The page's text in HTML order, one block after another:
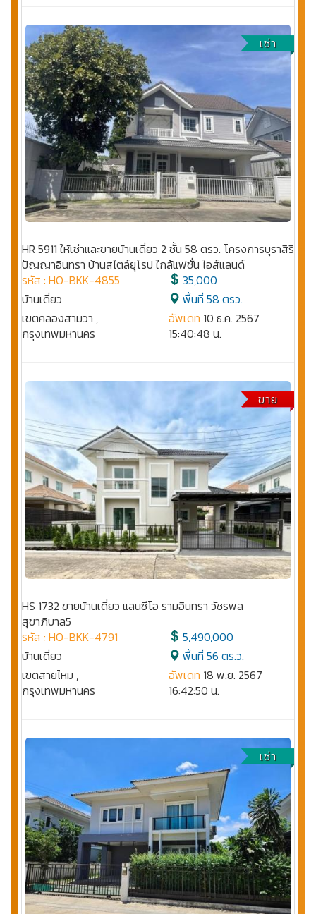
เช่า
HR 5911 ให้เช่าและขายบ้านเดี่ยว 2 ชั้น 58 ตรว. โครงการบุราสิริ
ปัญญาอินทรา บ้านสไตล์ยุโรป ใกล้แฟชั่น ไอส์แลนด์
รหัส : HO-BKK-4855
บ้านเดี่ยว
เขตคลองสามวา ,
กรุงเทพมหานคร
35,000
พื้นที่ 58 ตรว.
อัพเดท 10 ธ.ค. 2567
15:40:48 น.
ขาย
HS 1732 ขายบ้านเดี่ยว แลนซีโอ รามอินทรา วัชรพล
สุขาภิบาล5
รหัส : HO-BKK-4791
บ้านเดี่ยว
เขตสายไหม ,
กรุงเทพมหานคร
5,490,000
พื้นที่ 56 ตร.ว.
อัพเดท 18 พ.ย. 2567
16:42:50 น.
เช่า